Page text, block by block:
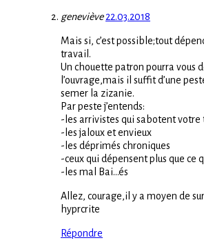
geneviève 22.03.2018
Mais si, c’est possible;tout
travail.
Un chouette patron pourra vous
l’ouvrage,mais il suffit d’une
semer la zizanie.
Par peste j’entends:
-les arrivistes qui sabotent votre
-les jaloux et envieux
-les déprimés chroniques
-ceux qui dépensent plus que ce
-les mal Bai…és
Allez, courage,il y a moyen de
hyprcrite
Répondre